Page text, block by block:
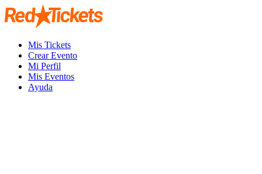
Mis Tickets
Crear Evento
Mi Perfil
Mis Eventos
Ayuda